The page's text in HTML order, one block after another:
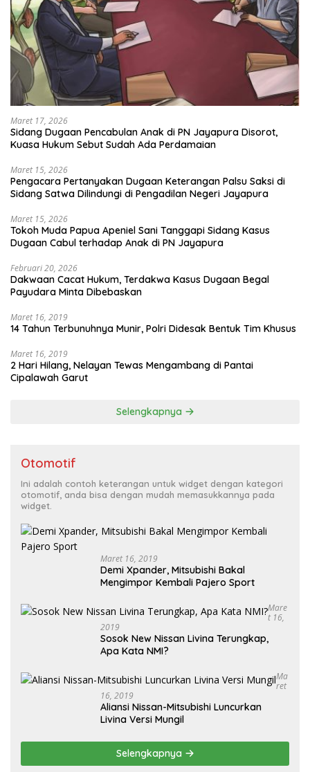
Maret 17, 2026
Sidang Dugaan Pencabulan Anak di PN Jayapura Disorot,
Kuasa Hukum Sebut Sudah Ada Perdamaian
Maret 15, 2026
Pengacara Pertanyakan Dugaan Keterangan Palsu Saksi di
Sidang Satwa Dilindungi di Pengadilan Negeri Jayapura
Maret 15, 2026
Tokoh Muda Papua Apeniel Sani Tanggapi Sidang Kasus
Dugaan Cabul terhadap Anak di PN Jayapura
Februari 20, 2026
Dakwaan Cacat Hukum, Terdakwa Kasus Dugaan Begal
Payudara Minta Dibebaskan
Maret 16, 2019
14 Tahun Terbunuhnya Munir, Polri Didesak Bentuk Tim Khusus
Maret 16, 2019
2 Hari Hilang, Nelayan Tewas Mengambang di Pantai
Cipalawah Garut
Selengkapnya
Otomotif
Ini adalah contoh keterangan untuk widget dengan kategori
otomotif, anda bisa dengan mudah memasukkannya pada
widget.
Maret 16, 2019
Demi Xpander, Mitsubishi Bakal
Mengimpor Kembali Pajero Sport
Mare
T 16,
2019
Sosok New Nissan Livina Terungkap,
Apa Kata NMI?
Ma
Ret
16, 2019
Aliansi Nissan-Mitsubishi Luncurkan
Livina Versi Mungil
Selengkapnya